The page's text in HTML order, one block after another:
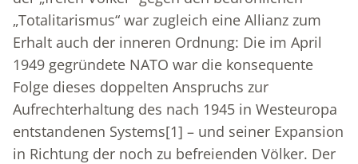
„Totalitarismus“ war zugleich eine Allianz zum
Erhalt auch der inneren Ordnung: Die im April
1949 gegründete NATO war die konsequente
Folge dieses doppelten Anspruchs zur
Aufrechterhaltung des nach 1945 in Westeuropa
entstandenen Systems[1] – und seiner Expansion
in Richtung der noch zu befreienden Völker. Der